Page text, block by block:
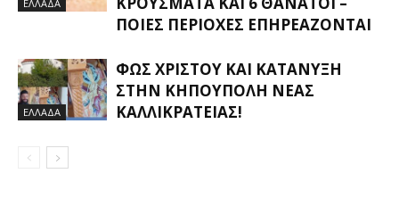
ΕΛΛΑΔΑ
ΠΟΙΕΣ ΠΕΡΙΟΧΈΣ ΕΠΗΡΕΆΖΟΝΤΑΙ
ΕΛΛΑΔΑ
ΦΩΣ ΧΡΙΣΤΟΎ ΚΑΙ ΚΑΤΆΝΥΞΗ
ΣΤΗΝ ΚΗΠΟΎΠΟΛΗ ΝΈΑΣ
ΚΑΛΛΙΚΡΆΤΕΙΑΣ!